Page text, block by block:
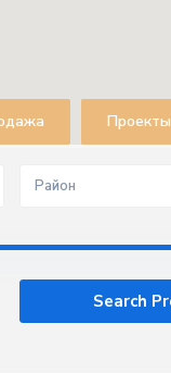
Проекты
Район